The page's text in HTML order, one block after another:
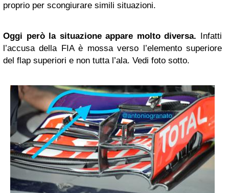
proprio per scongiurare simili situazioni.
Oggi però la situazione appare molto diversa. Infatti
l’accusa della FIA è mossa verso l’elemento superiore
del flap superiori e non tutta l’ala. Vedi foto sotto.